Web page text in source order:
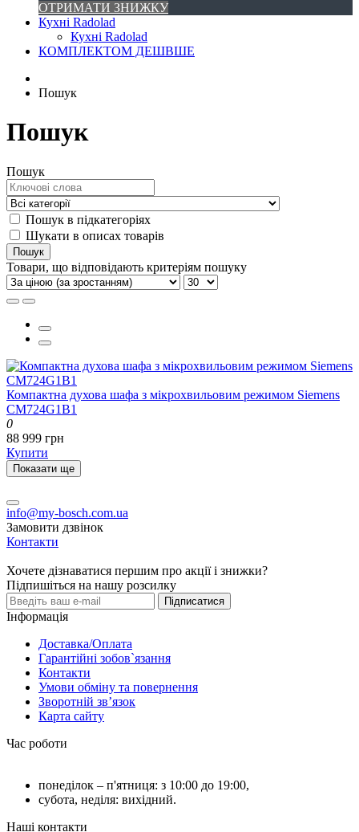
ОТРИМАТИ ЗНИЖКУ
Кухні Radolad
Кухні Radolad
КОМПЛЕКТОМ ДЕШВШЕ
Пошук
Пошук
Пошук
Пошук в підкатегоріях
Шукати в описах товарів
Товари, що відповідають критеріям пошуку
Компактна духова шафа з мікрохвильовим режимом Siemens
CM724G1B1
0
88 999 грн
Купити
Показати ще
info@my-bosch.com.ua
Замовити дзвінок
Контакти
Хочете дізнаватися першим про акції і знижки?
Підпишіться на нашу розсилку
Підписатися
Інформація
Доставка/Оплата
Гарантійні зобов`язання
Контакти
Умови обміну та повернення
Зворотній зв’язок
Карта сайту
Час роботи
понеділок – п'ятниця: з 10:00 до 19:00,
субота, неділя: вихідний.
Наші контакти